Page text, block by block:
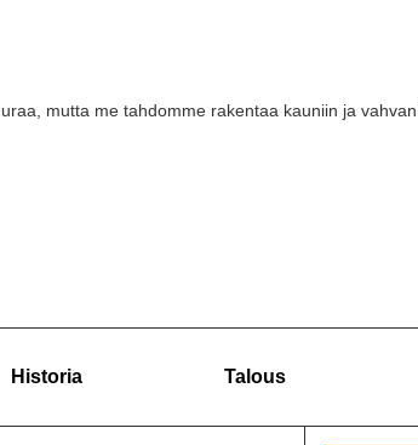
mutta me tahdomme rakentaa kauniin ja
Historia Talous